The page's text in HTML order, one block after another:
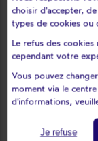
Limetz-villez
Longnes
Louveciennes
Magnanville
Maisons-laffitte
Mareil-le-guyon
choisir d'accepter,
types de cookies ou
Le refus des
cependant votre
Vous pouvez
moment via le
d'informations,
Je refuse